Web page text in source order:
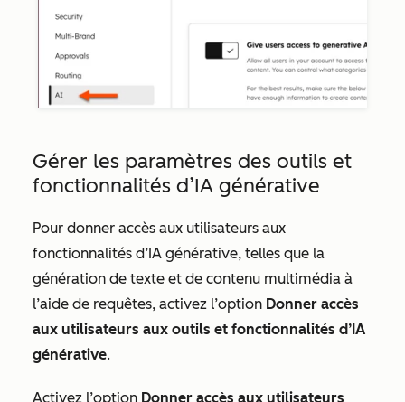
Gérer les paramètres des outils et
fonctionnalités d’IA générative
Pour donner accès aux utilisateurs aux
fonctionnalités d’IA générative, telles que la
génération de texte et de contenu multimédia à
l’aide de requêtes, activez l’option Donner accès
aux utilisateurs aux outils et fonctionnalités d’IA
générative.
Activez l’option Donner accès aux utilisateurs